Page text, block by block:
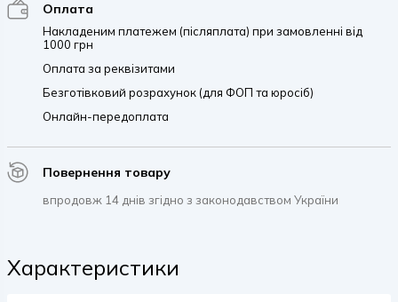
Оплата
Накладеним платежем (післяплата) при замовленні від
1000 грн
Оплата за реквізитами
Безготівковий розрахунок (для ФОП та юросіб)
Онлайн-передоплата
Повернення товару
впродовж 14 днів згідно з законодавством України
Характеристики